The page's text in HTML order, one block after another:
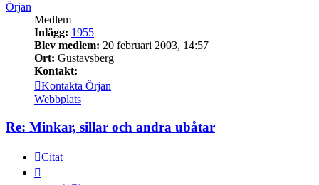
Örjan
Medlem
Inlägg: 1955
Blev medlem: 20 februari 2003, 14:57
Ort: Gustavsberg
Kontakt:
Kontakta Örjan
Webbplats
Re: Minkar, sillar och andra ubåtar
Citat